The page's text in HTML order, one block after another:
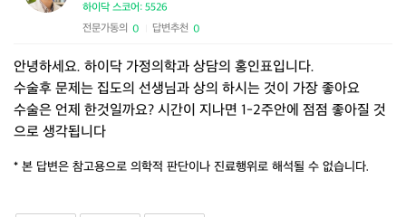
하이닥 스코어: 5526
전문가동의 0 답변추천 0
안녕하세요. 하이닥 가정의학과 상담의 홍인표입니다.
수술후 문제는 집도의 선생님과 상의 하시는 것이 가장 좋아요
수술은 언제 한것일까요? 시간이 지나면 1-2주안에 점점 좋아질 것
으로 생각됩니다
* 본 답변은 참고용으로 의학적 판단이나 진료행위로 해석될 수 없습니다.